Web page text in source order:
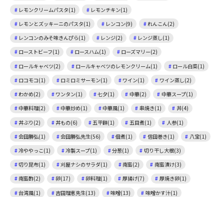
レモンクリームパスタ(1)
レモンチキン(1)
レモンとズッキーニのパスタ(1)
レンコン(9)
れんこん(2)
レンコンのみそ味きんぴら(1)
レンジ(2)
レンジ蒸し(1)
ローストビーフ(1)
ロースハム(1)
ローズマリー(2)
ロールキャベツ(2)
ロールキャベツのレモンクリーム(1)
ロール白菜(1)
ロコモコ(1)
ロミロミサーモン(1) ワイン(1)
ワイン蒸し(2)
わかめ(2)
ワンタン(1) 七夕(1) 中華(2)
中華スープ(1)
中華料理(2)
中華炒め(1) 中華風(1) 串焼き(1)
丼(4)
丼ぶり(2)
丼もの(6) 五平餅(1) 五目煮(1)
人参(1)
会田勝弘(1)
会田勝弘先生(56) 佃煮(1) 信田巻き(1)
八宝(1)
冷ややっこ(1)
冷製スープ(1) 分葱(1)
切り干し大根(3)
切り昆布(1)
刈屋ナシのサラダ(1) 南蛮(2)
南蛮漬け(3)
南蛮酢(2)
卵(17) 卵料理(1) 厚揚げ(7)
厚焼き卵(1)
台湾風(1)
吉田理恵先生(13) 味噌(13)
味噌かす汁(1)